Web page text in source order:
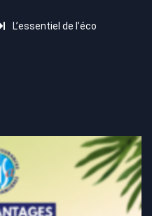
L’essentiel de l’éco